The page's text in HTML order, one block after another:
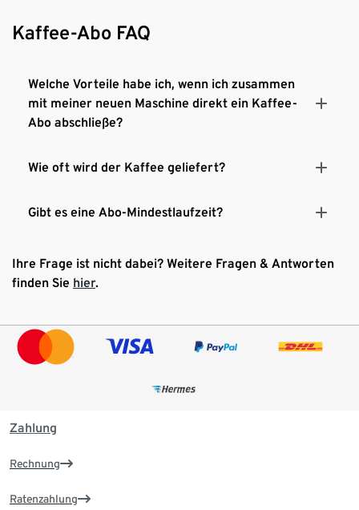
Kaffee-Abo FAQ
Welche Vorteile habe ich, wenn ich zusammen
mit meiner neuen Maschine direkt ein Kaffee-
Abo abschließe?
Wie oft wird der Kaffee geliefert?
Gibt es eine Abo-Mindestlaufzeit?
Ihre Frage ist nicht dabei? Weitere Fragen & Antworten
finden Sie hier.
Zahlung
Rechnung
Ratenzahlung